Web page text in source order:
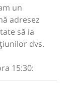
un
adresez
să ia
dvs.
15:30: